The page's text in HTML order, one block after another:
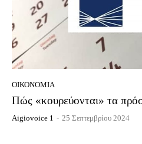
ΟΙΚΟΝΟΜΊΑ
Πώς «κουρεύονται» τα
Aigiovoice 1 - 25 Σεπτεμβρίου 2024